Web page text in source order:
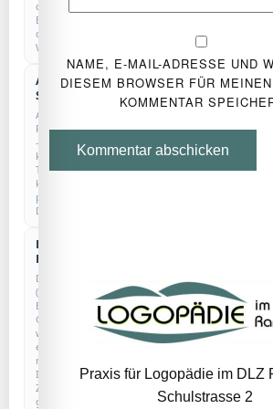
NAME, E-MAIL-ADRESSE UND
DIESEM BROWSER FÜR
KOMMENTAR
Kommentar abschicken
Praxis für Logopädie im DLZ
Schulstrasse 2
den
Betrieb
der
Website.
Anonyme
Statistik
COOKIELOS
Anonyme
Reichweitenmessung
–
kein
Tracking,
keine
personenbezogenen
Daten.
Externe
Dienste
Drittanbieter
(z.
B.
Google)
werden
erst
nach
Ihrer
Zustimmung
geladen.